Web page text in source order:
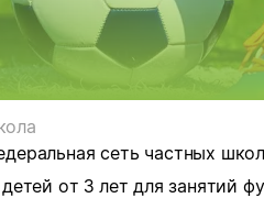
сеть частных
от 3 лет для занятий